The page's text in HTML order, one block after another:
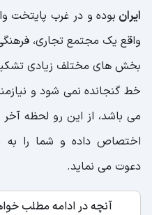
ایران بوده و در غرب پایتخت
واقع یک مجتمع تجاری،
بخش های مختلف زیادی
خط گنجانده نمی شود و
می باشد، از این رو لحظه
اختصاص داده و شما را به
دعوت می نماید.
آنچه در ادامه مطلب